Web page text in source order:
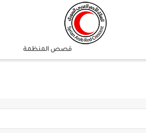
قصص المنظمة